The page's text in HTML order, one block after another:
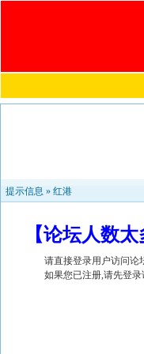
提示信息 » 红港
【论坛人数
请直接登录用户访问论
如果您已注册,请先登